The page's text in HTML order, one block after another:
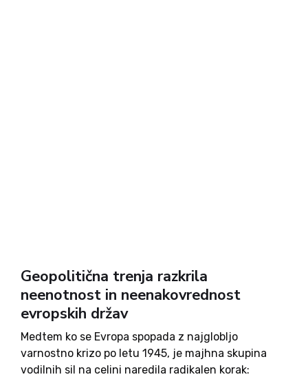
Geopolitična trenja razkrila
neenotnost in neenakovrednost
evropskih držav
Medtem ko se Evropa spopada z najglobljo
varnostno krizo po letu 1945, je majhna skupina
vodilnih sil na celini naredila radikalen korak: